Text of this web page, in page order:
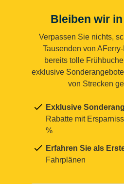
Bleiben wir
Verpassen Sie nichts,
Tausenden von
bereits tolle
exklusive
von Strecken
Exklusive
Rabatte mit
%
Erfahren Sie als
Fahrplänen